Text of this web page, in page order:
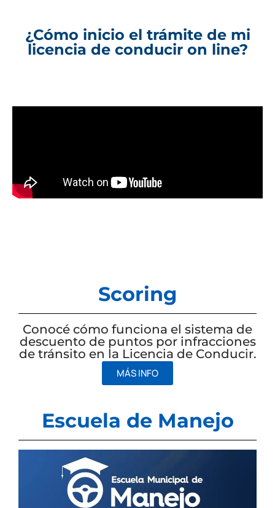
¿Cómo inicio el trámite de mi
licencia de conducir on line?
Scoring
Conocé cómo funciona el sistema de
descuento de puntos por infracciones
de tránsito en la Licencia de Conducir.
MÁS INFO
Escuela de Manejo